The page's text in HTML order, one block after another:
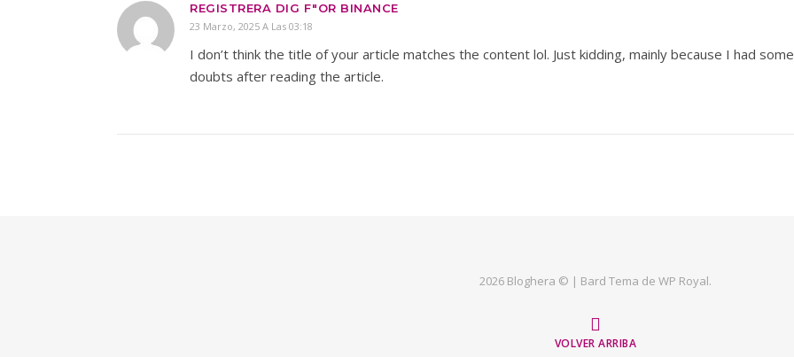
REGISTRERA DIG F"OR BINANCE
23 Marzo, 2025 A Las 03:18
I don’t think the title of your article matches the content lol. Just kidding, mainly because I had some
doubts after reading the article.
2026 Bloghera © | Bard Tema de WP Royal.
VOLVER ARRIBA